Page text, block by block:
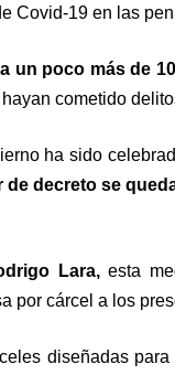
Covid-19 en las
un poco más de
cometido
ha sido
decreto se
Lara,esta
por cárcel a los
diseñadas